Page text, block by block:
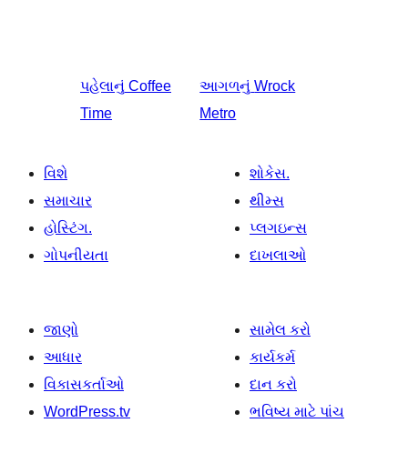
પહેલાનું Coffee
Time
આગળનું Wrock
Metro
વિશે
સમાચાર
હોસ્ટિંગ.
ગોપનીયતા
શોકેસ.
થીમ્સ
પ્લગઇન્સ
દાખલાઓ
જાણો
આધાર
વિકાસકર્તાઓ
WordPress.tv
સામેલ કરો
કાર્યકર્મ
દાન કરો
ભવિષ્ય માટે પાંચ